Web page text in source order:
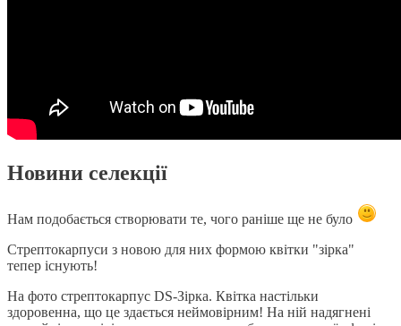
Новини селекції
Нам подобається створювати те, чого раніше ще не було
Стрептокарпуси з новою для них формою квітки "зірка"
тепер існують!
На фото стрептокарпус DS-Зірка. Квітка настільки
здоровенна, що це здається неймовірним! На ній надягнені